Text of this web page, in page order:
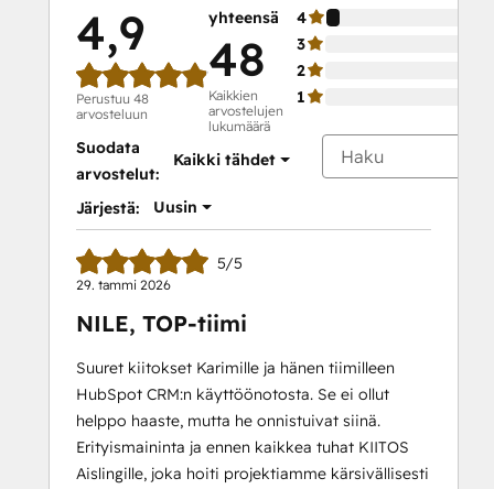
4,9
Perustuu 48
arvosteluun
yhteensä
48
Kaikkien
arvostelujen
lukumäärä
4
3
2
1
Suodata
arvostelut:
Kaikki tähdet
Järjestä: Uusin
5/5
29. tammi 2026
NILE, TOP-tiimi
Suuret kiitokset Karimille ja hänen tiimilleen
HubSpot CRM:n käyttöönotosta. Se ei ollut
helppo haaste, mutta he onnistuivat siinä.
Erityismaininta ja ennen kaikkea tuhat KIITOS
Aislingille, joka hoiti projektiamme kärsivällisesti